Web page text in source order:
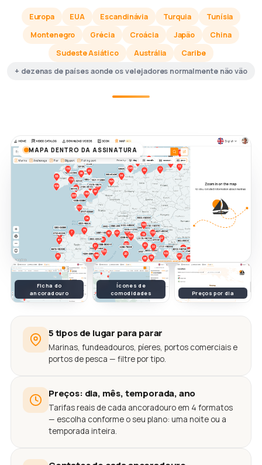
Europa EUA Escandinávia Turquia
Tunísia
Montenegro
Grécia Croácia Japão
China
Sudeste Asiático
Austrália
Caribe
+ dezenas de países aonde os velejadores normalmente não vão
MAPA DENTRO DA ASSINATURA
Ficha do
ancoradouro
Ícones de
comodidades
Preços por dia
5 tipos de lugar para parar
Marinas, fundeadouros, píeres, portos comerciais e
portos de pesca — filtre por tipo.
Preços: dia, mês, temporada, ano
Tarifas reais de cada ancoradouro em 4 formatos
— escolha conforme o seu plano: uma noite ou a
temporada inteira.